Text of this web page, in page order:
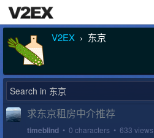
V2EX › 东京
求东京租房中介推荐
timeblind • 0 characters • 633 views